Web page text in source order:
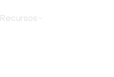
Recursos